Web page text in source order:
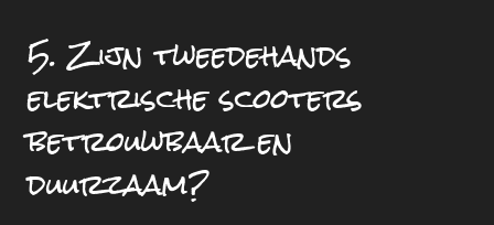
5. Zijn tweedehands
elektrische scooters
betrouwbaar en
duurzaam?